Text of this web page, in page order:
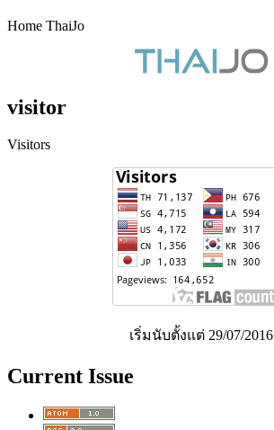
Home ThaiJo
visitor
Visitors
เริ่มนับตั้งแต่ 29/07/2016
Current Issue